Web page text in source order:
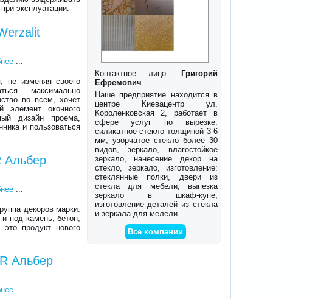
Контактное лицо:Григорий
Ефремович
Наше предприятие находится в
центре Киевацентр ул.
Короленковская 2, работает в
сфере услуг по вырезке:
силикатное стекло толщиной 3-6
мм, узорчатое стекло более 30
видов, зеркало, влагостойкое
зеркало, нанесение декор на
стекло, зеркало, изготовление:
стеклянные полки, двери из
стекла для мебели, выпезка
зеркало в шкаф-купе,
изготовление деталей из стекла
и зеркала для мелели.
Все компании
эксплуатации.
...
не изменяя своего
максимально
во всем, хочет
элемент оконного
дизайн проема,
и пользоваться
Альбер
...
декоров марки.
под камень, бетон,
продукт нового
Альбер
...